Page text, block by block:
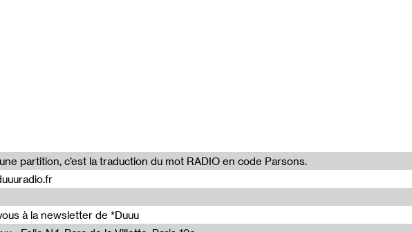
partition, c’est la traduction du mot RADIO en code Parsons.
à la newsletter de *Duuu